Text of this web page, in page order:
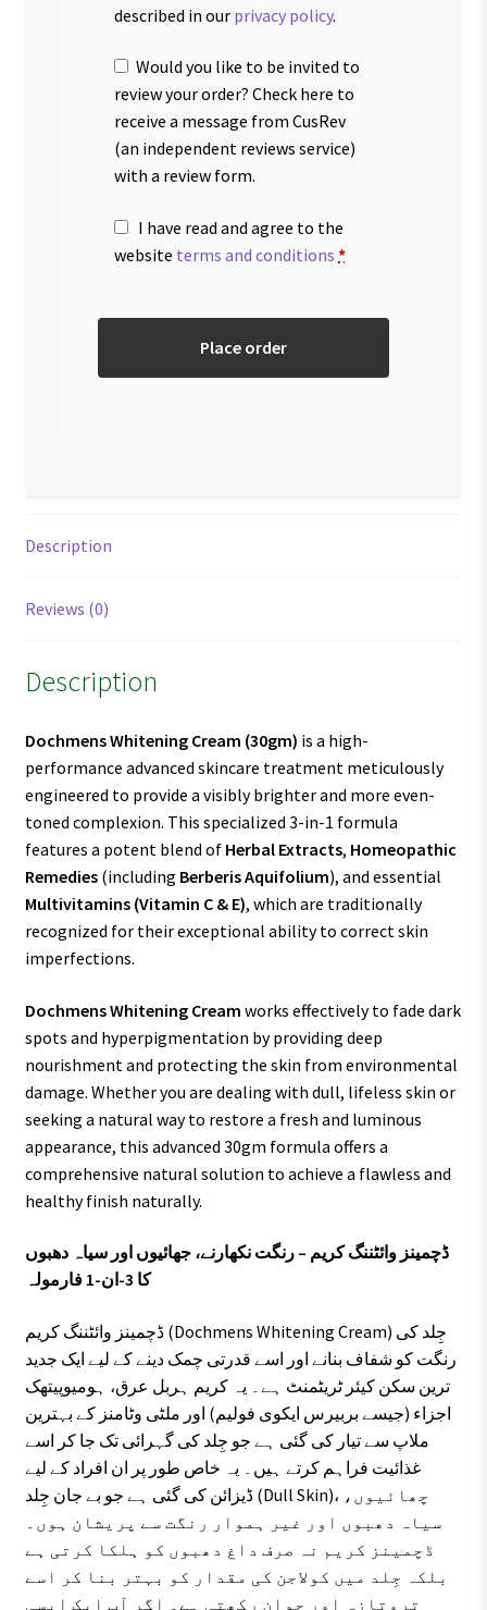
described in our privacy policy.
Would you like to be invited to
review your order? Check here to
receive a message from CusRev
(an independent reviews service)
with a review form.
I have read and agree to the
website terms and conditions *
Place order
Description
Reviews (0)
Description
Dochmens Whitening Cream (30gm) is a high-
performance advanced skincare treatment meticulously
engineered to provide a visibly brighter and more even-
toned complexion. This specialized 3-in-1 formula
features a potent blend of Herbal Extracts, Homeopathic
Remedies(including Berberis Aquifolium), and essential
Multivitamins (Vitamin C & E), which are traditionally
recognized for their exceptional ability to correct skin
imperfections.
Dochmens Whitening Cream works effectively to fade dark
spots and hyperpigmentation by providing deep
nourishment and protecting the skin from environmental
damage. Whether you are dealing with dull, lifeless skin or
seeking a natural way to restore a fresh and luminous
appearance, this advanced 30gm formula offers a
comprehensive natural solution to achieve a flawless and
healthy finish naturally.
ڈچمینز وائٹننگ کریم – رنگت نکھارنے، جھائیوں اور سیاہ دھبوں
کا 3-ان-1 فارمولہ
ڈچمینز وائٹننگ کریم (Dochmens Whitening Cream) جِلد کی
رنگت کو شفاف بنانے اور اسے قدرتی چمک دینے کے لیے ایک جدید
ترین سکن کیئر ٹریٹمنٹ ہے۔ یہ کریم ہربل عرق، ہومیوپیتھک
اجزاء (جیسے بربیرس ایکوی فولیم) اور ملٹی وٹامنز کے بہترین
ملاپ سے تیار کی گئی ہے جو جِلد کی گہرائی تک جا کر اسے
غذائیت فراہم کرتے ہیں۔ یہ خاص طور پر ان افراد کے لیے
ڈیزائن کی گئی ہے جو بے جان جِلد (Dull Skin)، چھائیوں،
سیاہ دھبوں اور غیر ہموار رنگت سے پریشان ہوں۔
ڈچمینز کریم نہ صرف داغ دھبوں کو ہلکا کرتی ہے
بلکہ جِلد میں کولاجن کی مقدار کو بہتر بنا کر اسے
تروتازہ اور جوان رکھتی ہے۔ اگر آپ ایک ایسی